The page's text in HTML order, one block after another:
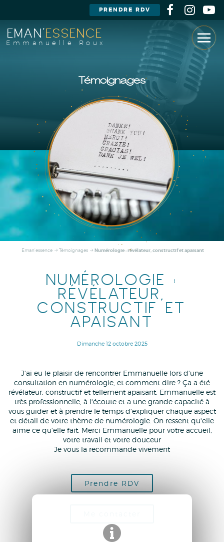
Témoignages
EMAN'ESSENCE
Emmanuelle Roux
PRENDRE RDV
Eman'essence Témoignages Numérologie : révélateur, constructif et apaisant
NUMÉROLOGIE :
RÉVÉLATEUR,
CONSTRUCTIF ET
APAISANT
Dimanche 12 octobre 2025
J'ai eu le plaisir de rencontrer Emmanuelle lors d'une
consultation en numérologie, et comment dire ? Ça a été
révélateur, constructif et tellement apaisant. Emmanuelle est
très professionnelle, à l'écoute et a une grande capacité à
vous guider et à prendre le temps d'expliquer chaque aspect
et détail de votre thème de numérologie. On ressent qu'elle
aime ce qu'elle fait. Merci Emmanuelle pour votre accueil,
votre travail et votre douceur
Je vous la recommande vivement
Prendre RDV